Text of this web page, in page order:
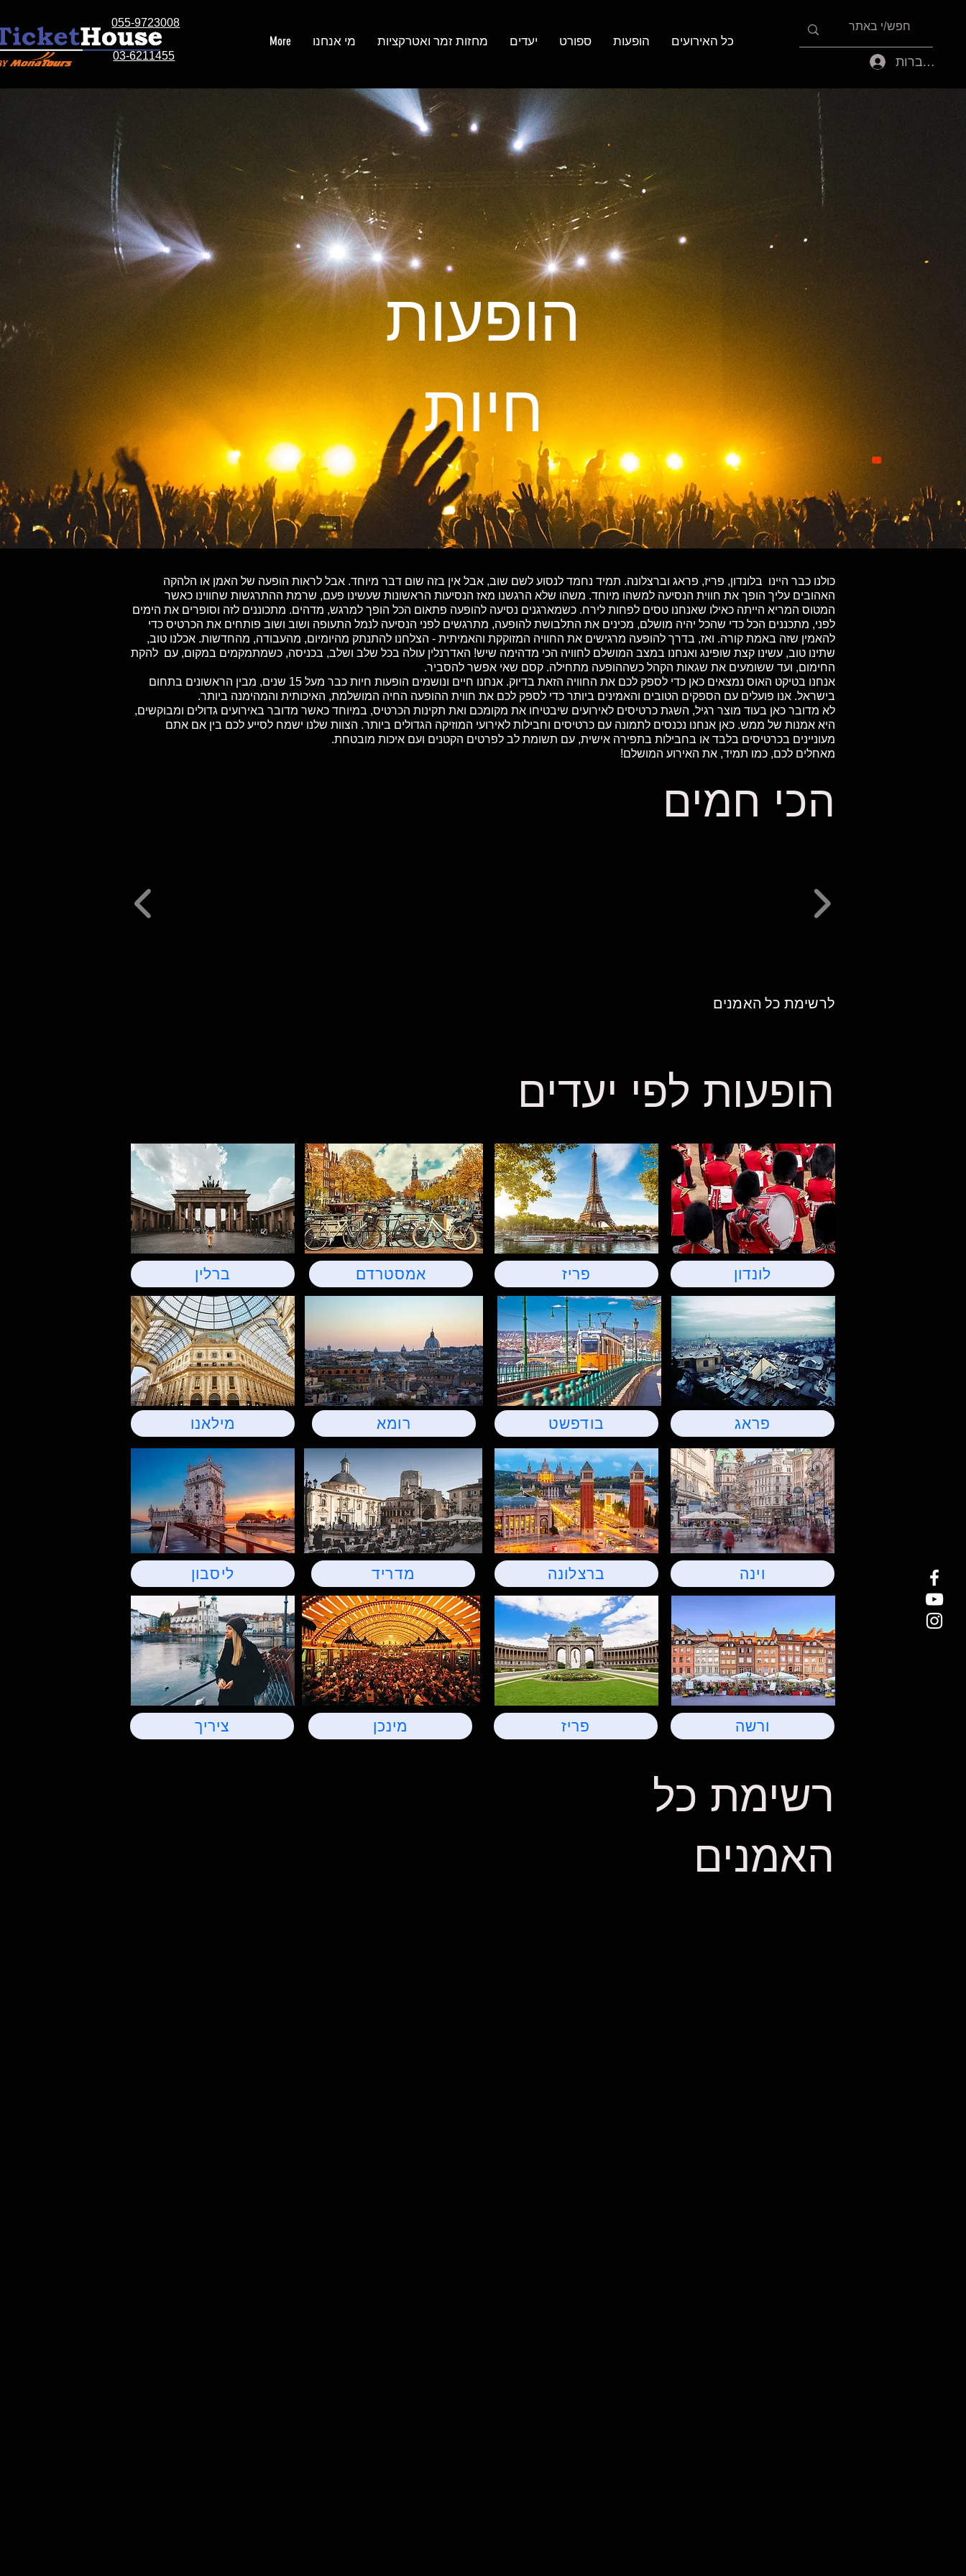
055-9723008
03-6211455
כל האירועים הופעות ספורט יעדים מחזות זמר ואטרקציות מי אנחנו
More
להתחברות
הופעות
חיות
כולנו כבר היינו בלונדון, פריז, פראג וברצלונה. תמיד נחמד לנסוע לשם שוב, אבל אין בזה שום דבר מיוחד. אבל לראות הופעה של האמן או הלהקה
האהובים עליך הופך את חווית הנסיעה למשהו מיוחד. משהו שלא הרגשנו מאז הנסיעות הראשונות שעשינו פעם, שרמת ההתרגשות שחווינו כאשר
המטוס המריא הייתה כאילו שאנחנו טסים לפחות לירח. כשמארגנים נסיעה להופעה פתאום הכל הופך למרגש, מדהים. מתכוננים לזה וסופרים את הימים
לפני, מתכננים הכל כדי שהכל יהיה מושלם, מכינים את התלבושת להופעה, מתרגשים לפני הנסיעה לנמל התעופה ושוב ושוב פותחים את הכרטיס כדי
להאמין שזה באמת קורה. ואז, בדרך להופעה מרגישים את החוויה המזוקקת והאמיתית - הצלחנו להתנתק מהיומיום, מהעבודה, מהחדשות. אכלנו טוב,
שתינו טוב, עשינו קצת שופינג ואנחנו במצב המושלם לחוויה הכי מדהימה שיש! האדרנלין עולה בכל שלב ושלב, בכניסה, כשמתמקמים במקום, עם להקת
החימום, ועד ששומעים את שגאות הקהל כשההופעה מתחילה. קסם שאי אפשר להסביר.
אנחנו בטיקט האוס נמצאים כאן כדי לספק לכם את החוויה הזאת בדיוק. אנחנו חיים ונושמים הופעות חיות כבר מעל 15 שנים, מבין הראשונים בתחום
בישראל. אנו פועלים עם הספקים הטובים והאמינים ביותר כדי לספק לכם את חווית ההופעה החיה המושלמת, האיכותית והמהימנה ביותר.
לא מדובר כאן בעוד מוצר רגיל, השגת כרטיסים לאירועים שיבטיחו את מקומכם ואת תקינות הכרטיס, במיוחד כאשר מדובר באירועים גדולים ומבוקשים,
היא אמנות של ממש. כאן אנחנו נכנסים לתמונה עם כרטיסים וחבילות לאירועי המוזיקה הגדולים ביותר. הצוות שלנו ישמח לסייע לכם בין אם אתם
מעוניינים בכרטיסים בלבד או בחבילות בתפירה אישית, עם תשומת לב לפרטים הקטנים ועם איכות מובטחת.
מאחלים לכם, כמו תמיד, את האירוע המושלם!
הכי חמים
לרשימת כל האמנים
הופעות לפי יעדים
ברלין
מילאנו
ליסבון
ציריך
אמסטרדם
רומא
מדריד
מינכן
פריז
בודפשט
לונדון
פראג
ברצלונה
פריז
וינה
ורשה
רשימת כל
האמנים